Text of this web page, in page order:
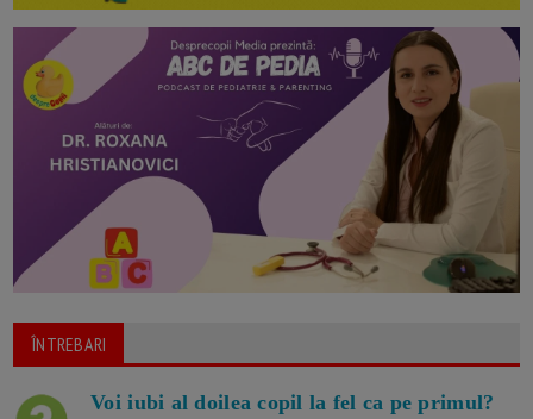
ÎNTREBARI
Voi iubi al doilea copil la fel ca pe primul?